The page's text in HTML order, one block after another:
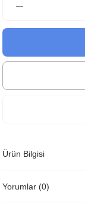
Ürün Bilgisi
Yorumlar (0)